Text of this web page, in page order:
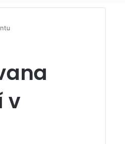
v